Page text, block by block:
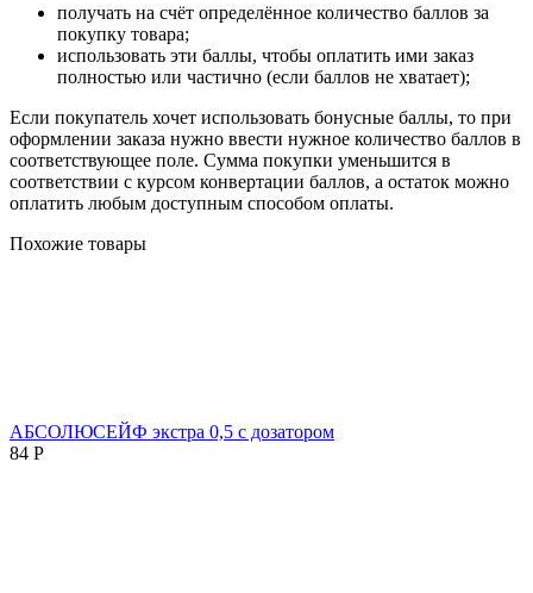
получать на счёт определённое количество баллов за
покупку товара;
использовать эти баллы, чтобы оплатить ими заказ
полностью или частично (если баллов не хватает);
Если покупатель хочет использовать бонусные баллы, то при
оформлении заказа нужно ввести нужное количество баллов в
соответствующее поле. Сумма покупки уменьшится в
соответствии с курсом конвертации баллов, а остаток можно
оплатить любым доступным способом оплаты.
Похожие товары
АБСОЛЮСЕЙФ экстра 0,5 с дозатором
84 Р